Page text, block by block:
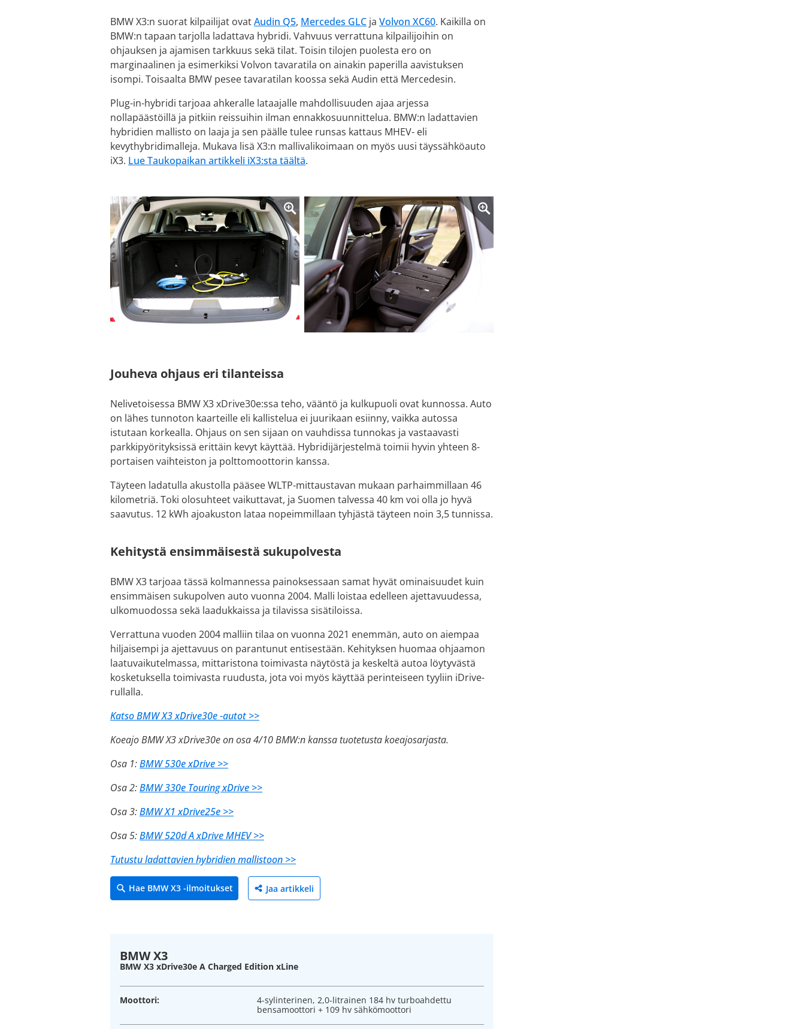
BMW X3:n suorat kilpailijat ovatAudin Q5, Mercedes GLC ja Volvon XC60. Kaikilla on
BMW:n tapaan tarjolla ladattava hybridi. Vahvuus verrattuna kilpailijoihin on
ohjauksen ja ajamisen tarkkuus sekä tilat. Toisin tilojen puolesta ero on
marginaalinen ja esimerkiksi Volvon tavaratila on ainakin paperilla aavistuksen
isompi. Toisaalta BMW pesee tavaratilan koossa sekä Audin että Mercedesin.
Plug-in-hybridi tarjoaa ahkeralle lataajalle mahdollisuuden ajaa arjessa
nollapäästöillä ja pitkiin reissuihin ilman ennakkosuunnittelua. BMW:n ladattavien
hybridien mallisto on laaja ja sen päälle tulee runsas kattaus MHEV- eli
kevythybridimalleja. Mukava lisä X3:n mallivalikoimaan on myös uusi täyssähköauto
iX3. Lue Taukopaikan artikkeli iX3:sta täältä.
Jouheva ohjaus eri tilanteissa
Nelivetoisessa BMW X3 xDrive30e:ssa teho, vääntö ja kulkupuoli ovat kunnossa. Auto
on lähes tunnoton kaarteille eli kallistelua ei juurikaan esiinny, vaikka autossa
istutaan korkealla. Ohjaus on sen sijaan on vauhdissa tunnokas ja vastaavasti
parkkipyörityksissä erittäin kevyt käyttää. Hybridijärjestelmä toimii hyvin yhteen 8-
portaisen vaihteiston ja polttomoottorin kanssa.
Täyteen ladatulla akustolla pääsee WLTP-mittaustavan mukaan parhaimmillaan 46
kilometriä. Toki olosuhteet vaikuttavat, ja Suomen talvessa 40 km voi olla jo hyvä
saavutus. 12 kWh ajoakuston lataa nopeimmillaan tyhjästä täyteen noin 3,5 tunnissa.
Kehitystä ensimmäisestä sukupolvesta
BMW X3 tarjoaa tässä kolmannessa painoksessaan samat hyvät ominaisuudet kuin
ensimmäisen sukupolven auto vuonna 2004. Malli loistaa edelleen ajettavuudessa,
ulkomuodossa sekä laadukkaissa ja tilavissa sisätiloissa.
Verrattuna vuoden 2004 malliin tilaa on vuonna 2021 enemmän, auto on aiempaa
hiljaisempi ja ajettavuus on parantunut entisestään. Kehityksen huomaa ohjaamon
laatuvaikutelmassa, mittaristona toimivasta näytöstä ja keskeltä autoa löytyvästä
kosketuksella toimivasta ruudusta, jota voi myös käyttää perinteiseen tyyliin iDrive-
rullalla.
Katso BMW X3 xDrive30e -autot >>
Koeajo BMW X3 xDrive30e on osa 4/10 BMW:n kanssa tuotetusta koeajosarjasta.
Osa 1:BMW 530e xDrive >>
Osa 2:BMW 330e Touring xDrive >>
Osa 3:BMW X1 xDrive25e >>
Osa 5:BMW 520d A xDrive MHEV >>
Tutustu ladattavien hybridien mallistoon >>
Hae BMW X3 -ilmoitukset Jaa artikkeli
BMW X3
BMW X3 xDrive30e A Charged Edition xLine
Moottori:
4-sylinterinen, 2,0-litrainen 184 hv turboahdettu
bensamoottori + 109 hv sähkömoottori